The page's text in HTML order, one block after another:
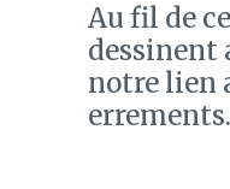
Au fil de
dessinent
notre lien
errements.